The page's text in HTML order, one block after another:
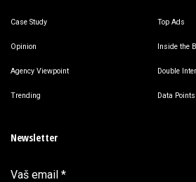
Case Study Top Ads
Opinion Inside the
Agency Viewpoint Double
Trending Data Points
Newsletter
Vaš email *